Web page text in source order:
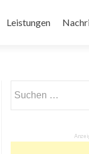
Leistungen
nach: